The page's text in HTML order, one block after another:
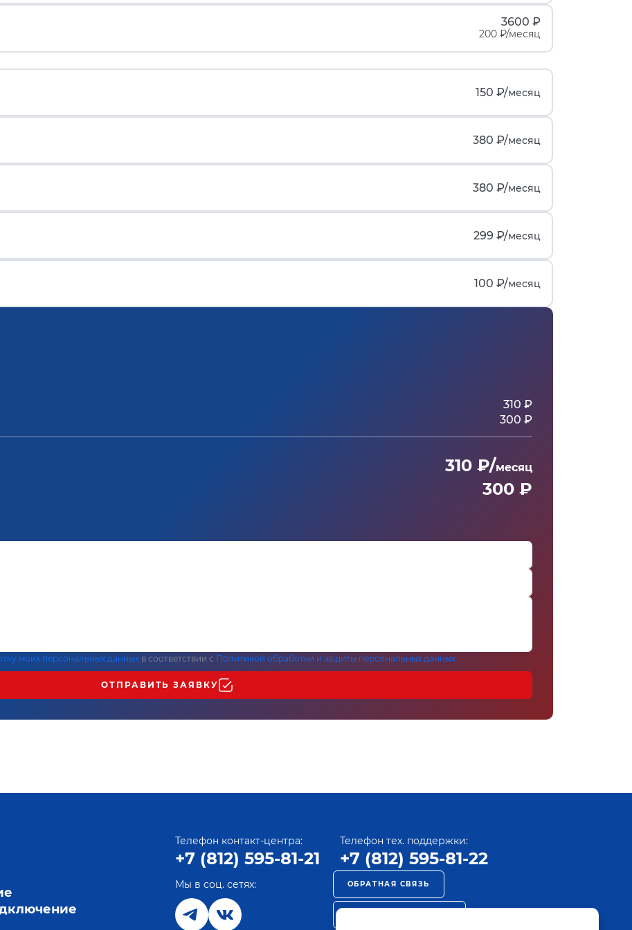
3600 ₽
200 ₽/месяц
150 ₽/месяц
380 ₽/месяц
380 ₽/месяц
299 ₽/месяц
100 ₽/месяц
310 ₽
300 ₽
310 ₽/месяц
300 ₽
моих персональных данных в соответствии с Политикой обработки и защиты персональных данных
ОТПРАВИТЬ ЗАЯВКУ
Телефон контакт-центра:
+7 (812) 595-81-21
Телефон тех. поддержки:
+7 (812) 595-81-22
Мы в соц. сетях: ОБРАТНАЯ СВЯЗЬ